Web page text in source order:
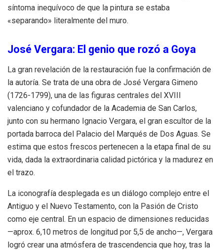
síntoma inequívoco de que la pintura se estaba
«separando» literalmente del muro.
José Vergara: El genio que rozó a Goya
La gran revelación de la restauración fue la confirmación de
la autoría. Se trata de una obra de José Vergara Gimeno
(1726-1799), una de las figuras centrales del XVIII
valenciano y cofundador de la Academia de San Carlos,
junto con su hermano Ignacio Vergara, el gran escultor de la
portada barroca del Palacio del Marqués de Dos Aguas. Se
estima que estos frescos pertenecen a la etapa final de su
vida, dada la extraordinaria calidad pictórica y la madurez en
el trazo.
La iconografía desplegada es un diálogo complejo entre el
Antiguo y el Nuevo Testamento, con la Pasión de Cristo
como eje central. En un espacio de dimensiones reducidas
—aprox. 6,10 metros de longitud por 5,5 de ancho—, Vergara
logró crear una atmósfera de trascendencia que hoy, tras la